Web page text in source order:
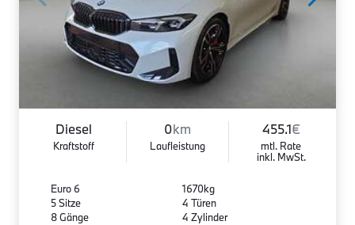
Diesel
Kraftstoff
0km
Laufleistung
455.1€
mtl. Rate
inkl. MwSt.
Euro 6
5 Sitze
8 Gänge
1670kg
4 Türen
4 Zylinder